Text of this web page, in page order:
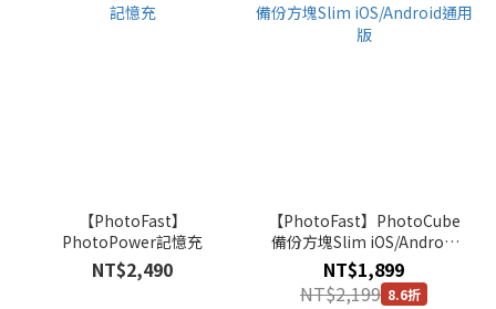
【PhotoFast】
PhotoPower記憶充
NT$2,490
【PhotoFast】PhotoCube
備份方塊Slim iOS/Android
通用版
NT$1,899
NT$2,199 8.6折